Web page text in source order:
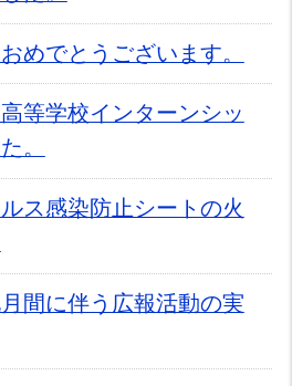
めでとうございます。
等学校インターンシッ
。
ス感染防止シートの火
間に伴う広報活動の実